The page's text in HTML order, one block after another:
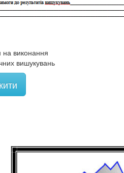
на виконання
вишукувань